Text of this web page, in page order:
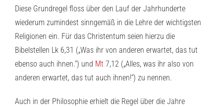
Diese Grundregel floss über den Lauf der Jahrhunderte
wiederum zumindest sinngemäß in die Lehre der wichtigsten
Religionen ein. Für das Christentum seien hierzu die
Bibelstellen Lk 6,31 („Was ihr von anderen erwartet, das tut
ebenso auch ihnen.“) und Mt 7,12 („Alles, was ihr also von
anderen erwartet, das tut auch ihnen!“) zu nennen.
Auch in der Philosophie erhielt die Regel über die Jahre